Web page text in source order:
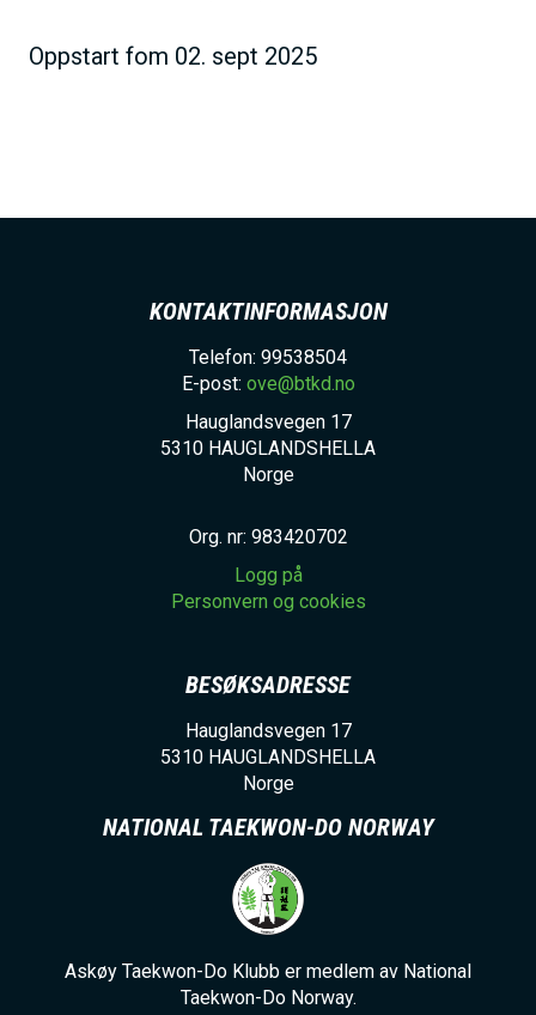
Oppstart fom 02. sept 2025
KONTAKTINFORMASJON
Telefon: 99538504
E-post: ove@btkd.no
Hauglandsvegen 17
5310 HAUGLANDSHELLA
Norge
Org. nr: 983420702
Logg på
Personvern og cookies
BESØKSADRESSE
Hauglandsvegen 17
5310 HAUGLANDSHELLA
Norge
NATIONAL TAEKWON-DO NORWAY
Askøy Taekwon-Do Klubb er medlem av National
Taekwon-Do Norway.